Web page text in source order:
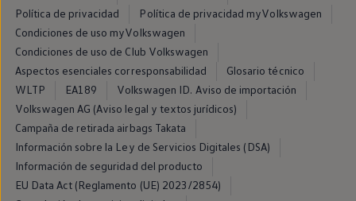
Política de privacidad
Política de privacidad myVolkswagen
Condiciones de uso myVolkswagen
Condiciones de uso de Club Volkswagen
Aspectos esenciales corresponsabilidad
Glosario técnico
WLTP
EA189
Volkswagen ID. Aviso de importación
Volkswagen AG (Aviso legal y textos jurídicos)
Campaña de retirada airbags Takata
Información sobre la Ley de Servicios Digitales (DSA)
Información de seguridad del producto
EU Data Act (Reglamento (UE) 2023/2854)